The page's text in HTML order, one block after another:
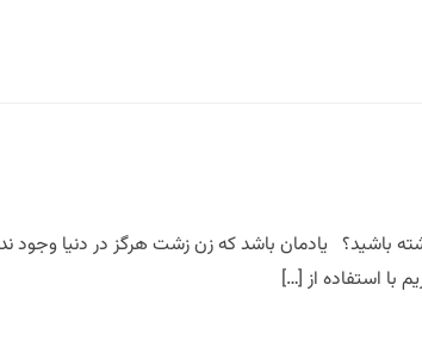
باشید؟ یادمان باشد که زن زشت هرگز در دنیا وجود
با استفاده از […]